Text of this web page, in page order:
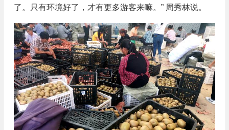
了。只有环境好了，才有更多游客来嘛。” 周秀林说。